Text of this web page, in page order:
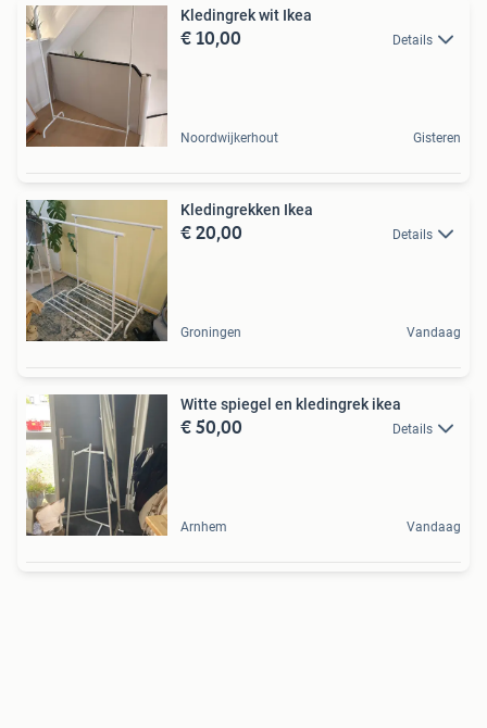
Kledingrek wit Ikea
€ 10,00 Details
Noordwijkerhout Gisteren
Kledingrekken Ikea
€ 20,00 Details
Groningen Vandaag
Witte spiegel en kledingrek ikea
€ 50,00 Details
Arnhem Vandaag